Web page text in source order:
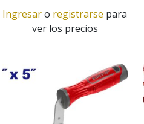
Ingresaro registrarse para
ver los precios